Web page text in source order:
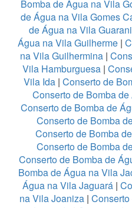
Bomba de Água na Vila
de Água na Vila Gomes
de Água na Vila Guarani
Água na Vila Guilherme |
na Vila Guilhermina|
Vila Hamburguesa|
Vila Ida| Conserto de
Conserto de Bomba
Conserto de Bomba de
Conserto de Bomba
Conserto de Bomba
Conserto de Bomba
Conserto de Bomba de
Bomba de Água na Vila
Água na Vila Jaguará |
na Vila Joaniza |